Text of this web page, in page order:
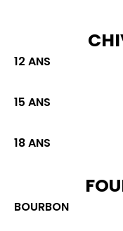
12 ANS
15 ANS
18 ANS
BOURBON